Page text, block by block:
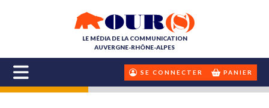
LE MÉDIA DE LA COMMUNICATION
AUVERGNE-RHÔNE-ALPES
SE CONNECTER PANIER